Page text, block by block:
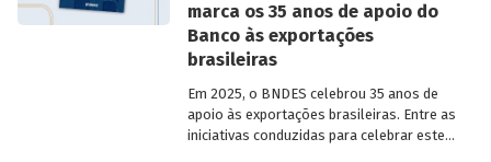
marca os 35 anos de apoio do
Banco às exportações
brasileiras
Em 2025, o BNDES celebrou 35 anos de
apoio às exportações brasileiras. Entre as
iniciativas conduzidas para celebrar este